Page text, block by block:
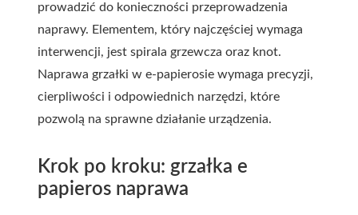
prowadzić do konieczności przeprowadzenia
naprawy. Elementem, który najczęściej wymaga
interwencji, jest spirala grzewcza oraz knot.
Naprawa grzałki w e-papierosie wymaga precyzji,
cierpliwości i odpowiednich narzędzi, które
pozwolą na sprawne działanie urządzenia.
Krok po kroku: grzałka e
papieros naprawa